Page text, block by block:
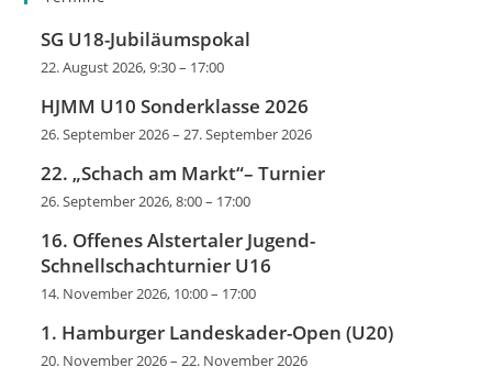
SG U18-Jubiläumspokal
22. August 2026, 9:30– 17:00
HJMM U10 Sonderklasse 2026
26. September 2026–27. September 2026
22. „Schach am Markt“– Turnier
26. September 2026, 8:00– 17:00
16. Offenes Alstertaler Jugend-
Schnellschachturnier U16
14. November 2026, 10:00– 17:00
1. Hamburger Landeskader-Open (U20)
20. November 2026–22. November 2026